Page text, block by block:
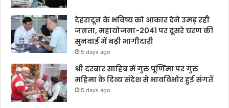
देहरादून के भविष्य को आकार देने उमड़ रही
जनता, महायोजना-2041 पर दूसरे चरण की
सुनवाई में बढ़ी भागीदारी
5 days ago
श्री दरबार साहिब में गुरु पूर्णिमा पर गुरु
महिमा के दिव्य संदेश से भावविभोर हुई संगतें
5 days ago